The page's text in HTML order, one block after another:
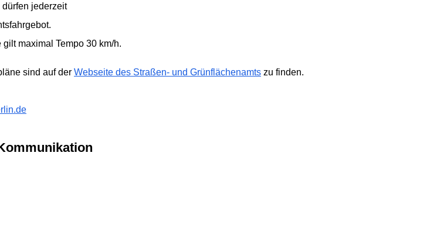
jederzeit
maximal Tempo 30 km/h.
sind auf der Webseite des Straßen- und Grünflächenamts zu finden.